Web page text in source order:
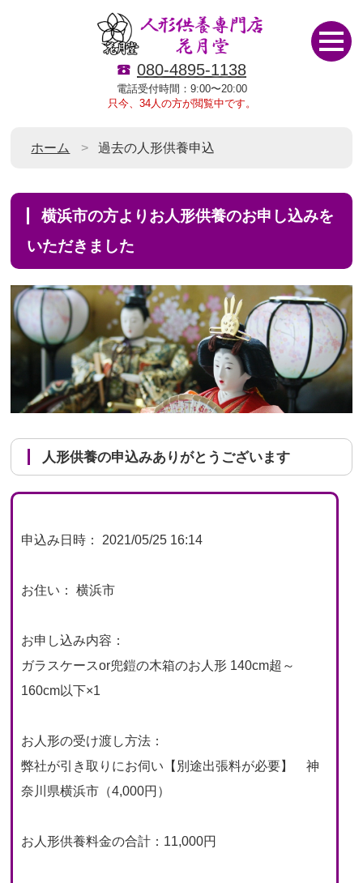
080-4895-1138
電話受付時間：9:00〜20:00
只今、34人の方が閲覧中です。
ホーム 過去の人形供養申込
横浜市の方よりお人形供養のお申し込みを
いただきました
人形供養の申込みありがとうございます
申込み日時： 2021/05/25 16:14
お住い： 横浜市
お申し込み内容：
ガラスケースor兜鎧の木箱のお人形 140cm超～
160cm以下×1
お人形の受け渡し方法：
弊社が引き取りにお伺い【別途出張料が必要】 神
奈川県横浜市（4,000円）
お人形供養料金の合計：11,000円